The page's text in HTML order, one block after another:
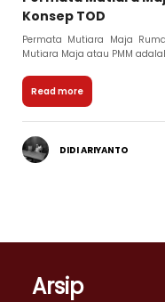
Konsep TOD
Permata Mutiara Maja
Mutiara Maja atau PMM
Read more
DIDI ARIYANTO
Arsip